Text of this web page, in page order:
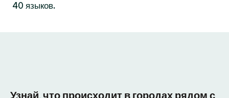
40 языков.
Узнай, что происходит в городах рядом с